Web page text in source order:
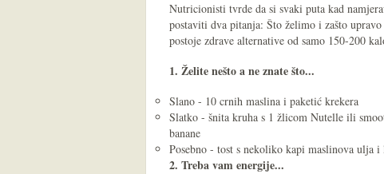
Nutricionisti tvrde da si svaki puta kad
postaviti dva pitanja: Što želimo i zašto
postoje zdrave alternative od samo 150-200
1. Želite nešto a ne znate što...
Slano - 10 crnih maslina i paketić krekera
Slatko - šnita kruha s 1 žlicom Nutelle ili
banane
Posebno - tost s nekoliko kapi maslinova ulja
2. Treba vam energije...